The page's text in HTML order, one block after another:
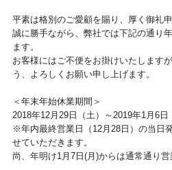
平素は格別のご愛顧を賜り、厚く御礼申
誠に勝手ながら、弊社では下記の通り
ます。
お客様にはご不便をお掛けいたします
う、よろしくお願い申し上げます。
＜年末年始休業期間＞
2018年12月29日（土）～2019年1月6日
※年内最終営業日（12月28日）の当日
せていただきます。
尚、年明け1月7日(月)からは通常通り営